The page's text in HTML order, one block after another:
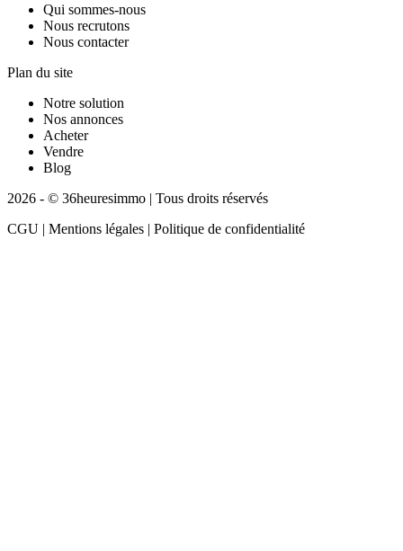
Qui sommes-nous
Nous recrutons
Nous contacter
Plan du site
Notre solution
Nos annonces
Acheter
Vendre
Blog
2026 - © 36heuresimmo | Tous droits réservés
CGU | Mentions légales | Politique de confidentialité